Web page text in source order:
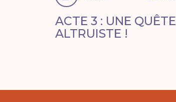
ACTE 3 : UNE QUÊTE
ALTRUISTE !